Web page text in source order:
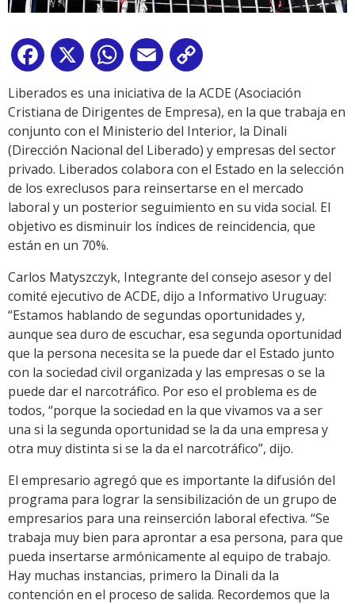
Facebook
X WhatsApp
Email
Link
Liberados es una iniciativa de la ACDE (Asociación
Cristiana de Dirigentes de Empresa), en la que trabaja en
conjunto con el Ministerio del Interior, la Dinali
(Dirección Nacional del Liberado) y empresas del sector
privado. Liberados colabora con el Estado en la selección
de los exreclusos para reinsertarse en el mercado
laboral y un posterior seguimiento en su vida social. El
objetivo es disminuir los índices de reincidencia, que
están en un 70%.
Carlos Matyszczyk, Integrante del consejo asesor y del
comité ejecutivo de ACDE, dijo a Informativo Uruguay:
“Estamos hablando de segundas oportunidades y,
aunque sea duro de escuchar, esa segunda oportunidad
que la persona necesita se la puede dar el Estado junto
con la sociedad civil organizada y las empresas o se la
puede dar el narcotráfico. Por eso el problema es de
todos, “porque la sociedad en la que vivamos va a ser
una si la segunda oportunidad se la da una empresa y
otra muy distinta si se la da el narcotráfico”, dijo.
El empresario agregó que es importante la difusión del
programa para lograr la sensibilización de un grupo de
empresarios para una reinserción laboral efectiva. “Se
trabaja muy bien para aprontar a esa persona, para que
pueda insertarse armónicamente al equipo de trabajo.
Hay muchas instancias, primero la Dinali da la
contención en el proceso de salida. Recordemos que la